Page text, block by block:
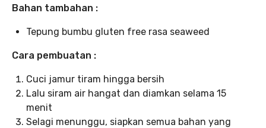
Bahan tambahan :
Tepung bumbu gluten free rasa seaweed
Cara pembuatan :
Cuci jamur tiram hingga bersih
Lalu siram air hangat dan diamkan selama 15
menit
Selagi menunggu, siapkan semua bahan yang